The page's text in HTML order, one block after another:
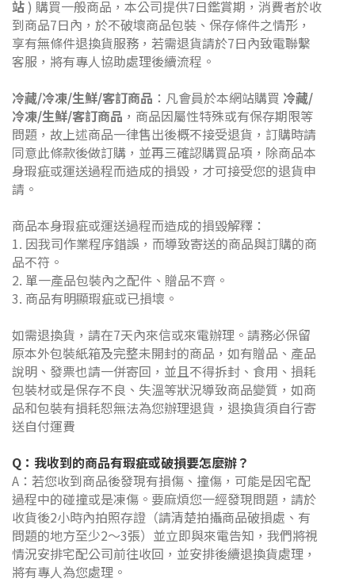
站) 購買一般商品，本公司提供7日鑑賞期，消費者於收
到商品7日內，於不破壞商品包裝、保存條件之情形，
享有無條件退換貨服務，若需退貨請於7日內致電聯繫
客服，將有專人協助處理後續流程。
冷藏/冷凍/生鮮/客訂商品 ：凡會員於本網站購買 冷藏/
冷凍/生鮮/客訂商品 ，商品因屬性特殊或有保存期限等
問題，故上述商品一律售出後概不接受退貨，訂購時請
同意此條款後做訂購，並再三確認購買品項，除商品本
身瑕疵或運送過程而造成的損毀，才可接受您的退貨申
請。
商品本身瑕疵或運送過程而造成的損毀解釋：
1. 因我司作業程序錯誤，而導致寄送的商品與訂購的商
品不符。
2. 單一產品包裝內之配件、贈品不齊。
3. 商品有明顯瑕疵或已損壞。
如需退換貨，請在7天內來信或來電辦理。請務必保留
原本外包裝紙箱及完整未開封的商品，如有贈品、產品
說明、發票也請一併寄回，並且不得拆封、食用、損耗
包裝材或是保存不良、失溫等狀況導致商品變質，如商
品和包裝有損耗恕無法為您辦理退貨， 退換貨須自行寄
送自付運費
Q：我收到的商品有瑕疵或破損要怎麼辦？
A：若您收到商品後發現有損傷、撞傷，可能是因宅配
過程中的碰撞或是凍傷。要麻煩您一經發現問題，請於
收貨後2小時內拍照存證 （請清楚拍攝商品破損處、有
問題的地方至少2～3張）並立即與來電告知，我們將視
情況安排宅配公司前往收回，並安排後續退換貨處理，
將有專人為您處理。